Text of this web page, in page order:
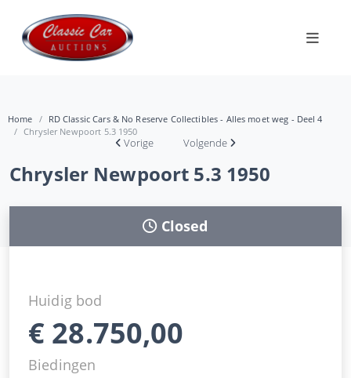
Home
RD Classic Cars & No Reserve Collectibles - Alles moet weg - Deel 4
Chrysler Newpoort 5.3 1950
Vorige Volgende
Chrysler Newpoort 5.3 1950
Closed
Huidig bod
€ 28.750,00
Biedingen